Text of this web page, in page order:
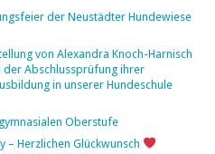
der Neustädter Hundewiese
von Alexandra Knoch-Harnisch
Abschlussprüfung ihrer
in unserer Hundeschule
Oberstufe
– Herzlichen Glückwunsch